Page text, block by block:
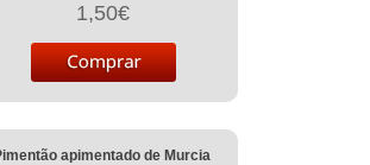
1,50€
apimentado de Murcia